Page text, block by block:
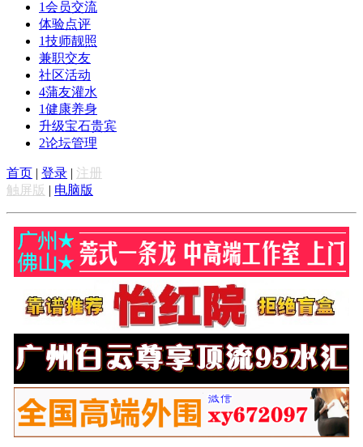
1会员交流
体验点评
1技师靓照
兼职交友
社区活动
4蒲友灌水
1健康养身
升级宝石贵宾
2论坛管理
首页 | 登录 | 注册
触屏版 | 电脑版